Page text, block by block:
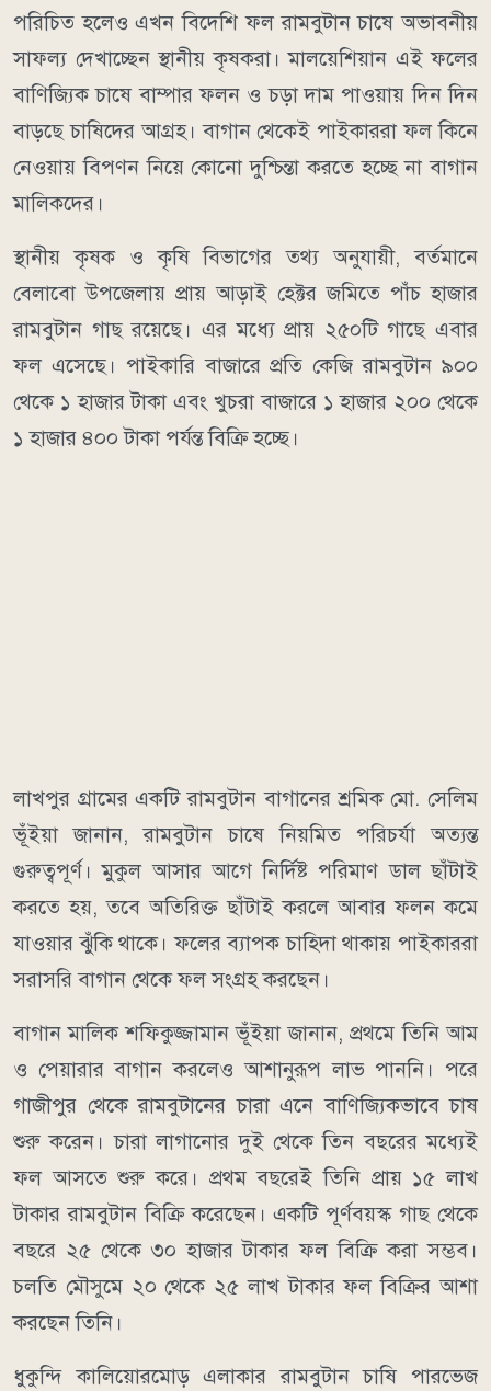
পরিচিত হলেও এখন বিদেশি ফল রামবুটান চাষে অভাবনীয়
সাফল্য দেখাচ্ছেন স্থানীয় কৃষকরা। মালয়েশিয়ান এই ফলের
বাণিজ্যিক চাষে বাম্পার ফলন ও চড়া দাম পাওয়ায় দিন দিন
বাড়ছে চাষিদের আগ্রহ। বাগান থেকেই পাইকাররা ফল কিনে
নেওয়ায় বিপণন নিয়ে কোনো দুশ্চিন্তা করতে হচ্ছে না বাগান
মালিকদের।
স্থানীয় কৃষক ও কৃষি বিভাগের তথ্য অনুযায়ী, বর্তমানে
বেলাবো উপজেলায় প্রায় আড়াই হেক্টর জমিতে পাঁচ হাজার
রামবুটান গাছ রয়েছে। এর মধ্যে প্রায় ২৫০টি গাছে এবার
ফল এসেছে। পাইকারি বাজারে প্রতি কেজি রামবুটান ৯০০
থেকে ১ হাজার টাকা এবং খুচরা বাজারে ১ হাজার ২০০ থেকে
১ হাজার ৪০০ টাকা পর্যন্ত বিক্রি হচ্ছে।
লাখপুর গ্রামের একটি রামবুটান বাগানের শ্রমিক মো. সেলিম
ভূঁইয়া জানান, রামবুটান চাষে নিয়মিত পরিচর্যা অত্যন্ত
গুরুত্বপূর্ণ। মুকুল আসার আগে নির্দিষ্ট পরিমাণ ডাল ছাঁটাই
করতে হয়, তবে অতিরিক্ত ছাঁটাই করলে আবার ফলন কমে
যাওয়ার ঝুঁকি থাকে। ফলের ব্যাপক চাহিদা থাকায় পাইকাররা
সরাসরি বাগান থেকে ফল সংগ্রহ করছেন।
বাগান মালিক শফিকুজ্জামান ভূঁইয়া জানান, প্রথমে তিনি আম
ও পেয়ারার বাগান করলেও আশানুরূপ লাভ পাননি। পরে
গাজীপুর থেকে রামবুটানের চারা এনে বাণিজ্যিকভাবে চাষ
শুরু করেন। চারা লাগানোর দুই থেকে তিন বছরের মধ্যেই
ফল আসতে শুরু করে। প্রথম বছরেই তিনি প্রায় ১৫ লাখ
টাকার রামবুটান বিক্রি করেছেন। একটি পূর্ণবয়স্ক গাছ থেকে
বছরে ২৫ থেকে ৩০ হাজার টাকার ফল বিক্রি করা সম্ভব।
চলতি মৌসুমে ২০ থেকে ২৫ লাখ টাকার ফল বিক্রির আশা
করছেন তিনি।
ধুকুন্দি কালিয়ােরমোড় এলাকার রামবুটান চাষি পারভেজ